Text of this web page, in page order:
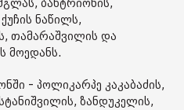
ბახტრიონის,
ნაწილს,
თამარაშვილის და
მოედანს.
- პოლიკარპე კაკაბაძის,
ზანდუკელის,